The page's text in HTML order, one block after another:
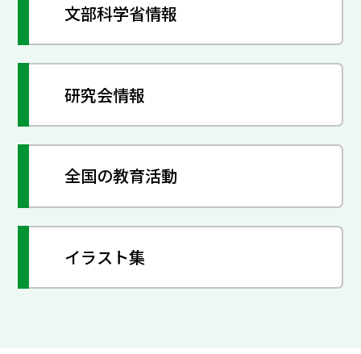
文部科学省情報
研究会情報
全国の教育活動
イラスト集